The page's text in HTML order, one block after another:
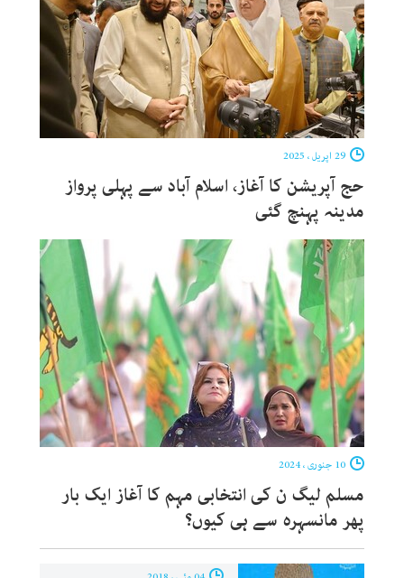
حج آپریشن کا آغاز، اسلام آباد سے پہلی پرواز
مدینہ پہنچ گئی
مسلم لیگ ن کی انتخابی مہم کا آغاز ایک بار
پھر مانسہرہ سے ہی کیوں؟